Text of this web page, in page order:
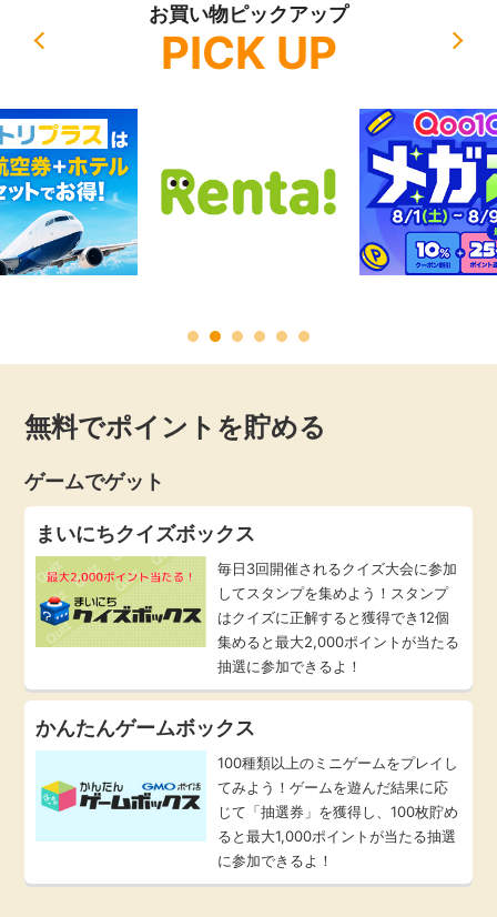
お友達紹介
カード比較
GMOポイ活の使い方
ヘルプセンター
美容・健康
銀行・金融・投資
家計の固定費
お買い物ピックアップ
PICK UP
無料でポイントを貯める
ゲームでゲット
まいにちクイズボックス
毎日3回開催されるクイズ大会に参加
してスタンプを集めよう！スタンプ
はクイズに正解すると獲得でき12個
集めると最大2,000ポイントが当たる
抽選に参加できるよ！
かんたんゲームボックス
100種類以上のミニゲームをプレイし
てみよう！ゲームを遊んだ結果に応
じて「抽選券」を獲得し、100枚貯め
ると最大1,000ポイントが当たる抽選
に参加できるよ！